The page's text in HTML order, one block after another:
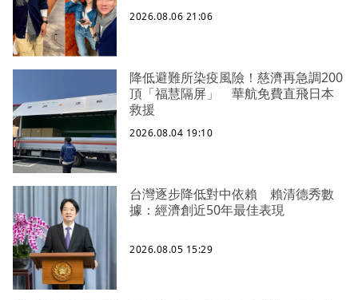
2026.08.06 21:06
降低避難所染疫風險！慈濟再急調200
頂「福慧隔屏」 華航免費直飛日本
救援
2026.08.04 19:10
台灣逐步降低對中依賴 賴清德秀數
據：經濟創近50年最佳表現
2026.08.05 15:29